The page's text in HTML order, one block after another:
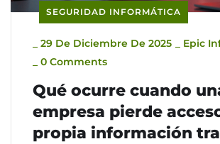
SEGURIDAD INFORMÁTICA
29 De Diciembre De 2025
Epic
0 Comments
Qué ocurre cuando
empresa pierde
propia información